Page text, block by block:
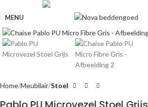
MENU Klik om te vergroten
Home Meubilair Stoel